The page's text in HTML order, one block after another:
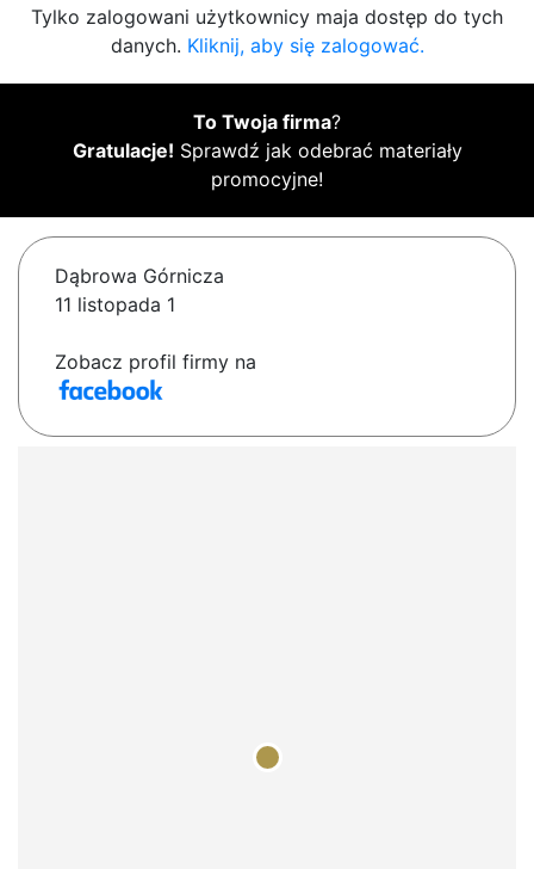
Tylko zalogowani użytkownicy maja dostęp do tych
danych. Kliknij, aby się zalogować.
To Twoja firma?
Gratulacje! Sprawdź jak odebrać materiały
promocyjne!
Dąbrowa Górnicza
11 listopada 1
Zobacz profil firmy na